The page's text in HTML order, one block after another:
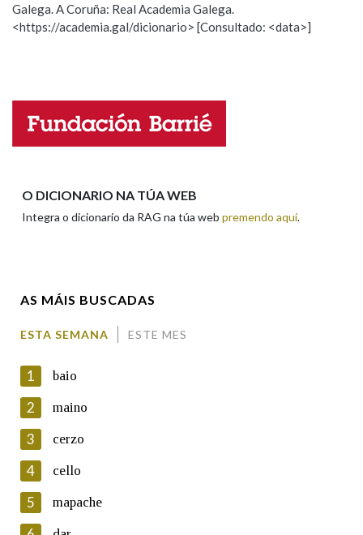
Pertence a
Observación Hai un erro na palabra
Propoño mellorar a definición
Nome
En cumprimento da normativa vixente en materia de
Protección de Datos de Carácter Persoal, a Real Academia
Galega informa a aqueles usuarios que faciliten o seu correo
electrónico, así como calquera outra información de carácter
persoal, que estes datos serán obxecto de tratamento
automatizado de carácter confidencial e incorporados aos seus
Galega. A Coruña: Real Academia Galega.
<https://academia.gal/dicionario> [Consultado: <data>]
O DICIONARIO NA TÚA WEB
Integra o dicionario da RAG na túa web premendo aquí.
AS MÁIS BUSCADAS
ESTA SEMANA ESTE MES
1 baio
2 maino
3 cerzo
4 cello
5 mapache